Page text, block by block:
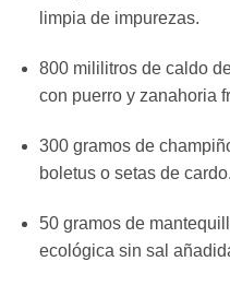
limpia de impurezas.
800 mililitros de caldo
con puerro y zanahoria
300 gramos de
boletus o setas de cardo.
50 gramos de
ecológica sin sal